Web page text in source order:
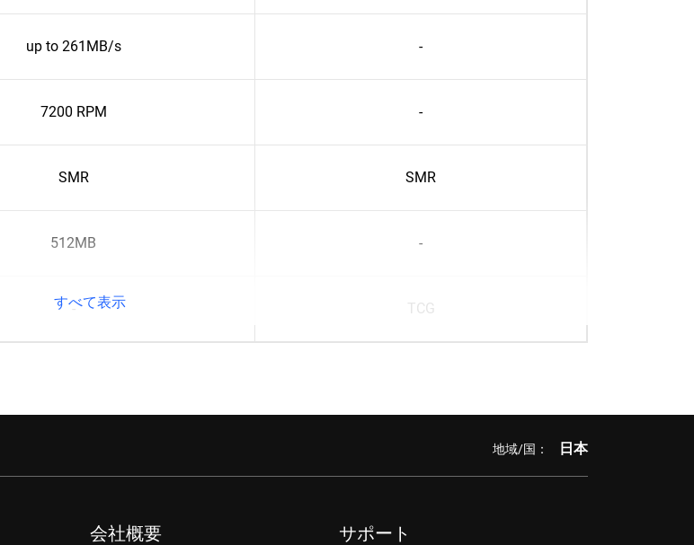
up to 261MB/s -
7200 RPM -
SMR SMR
512MB -
- TCG
すべて表示
地域/国： 日本
会社概要 サポート